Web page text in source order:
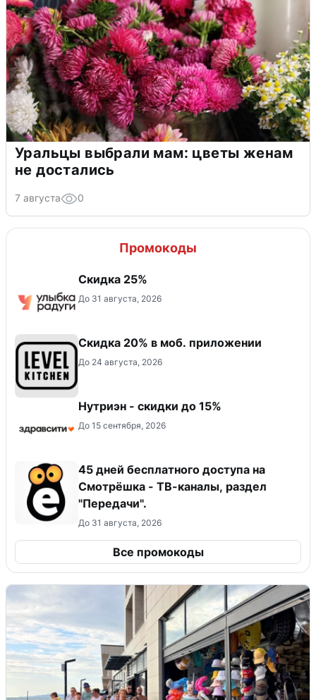
Уральцы выбрали мам: цветы женам
не достались
7 августа 0
Промокоды
Скидка 25%
До 31 августа, 2026
Скидка 20% в моб. приложении
До 24 августа, 2026
Нутриэн - скидки до 15%
До 15 сентября, 2026
45 дней бесплатного доступа на
Смотрёшка - ТВ-каналы, раздел
"Передачи".
До 31 августа, 2026
Все промокоды